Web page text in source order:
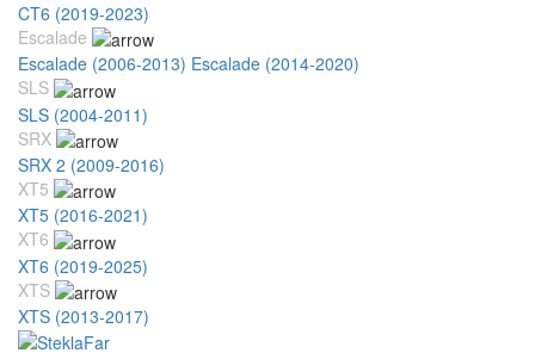
CT6 (2019-2023)
Escalade
Escalade (2006-2013) Escalade (2014-2020)
SLS
SLS (2004-2011)
SRX
SRX 2 (2009-2016)
XT5
XT5 (2016-2021)
XT6
XT6 (2019-2025)
XTS
XTS (2013-2017)